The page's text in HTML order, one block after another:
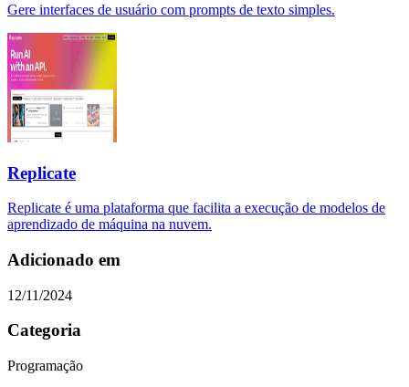
Gere interfaces de usuário com prompts de texto simples.
Replicate
Replicate é uma plataforma que facilita a execução de modelos de
aprendizado de máquina na nuvem.
Adicionado em
12/11/2024
Categoria
Programação